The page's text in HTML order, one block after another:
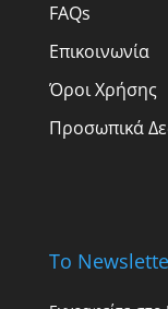
FAQs
Επικοινωνία
Όροι Χρήσης
Προσωπικά
Το